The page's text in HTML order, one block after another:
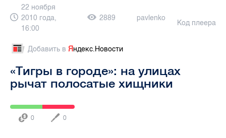
22 ноября
2010 года,
16:00
2889 pavlenko
Код плеера
Добавить в Яндекс.Новости
«Тигры в городе»: на улицах
рычат полосатые хищники
0 0